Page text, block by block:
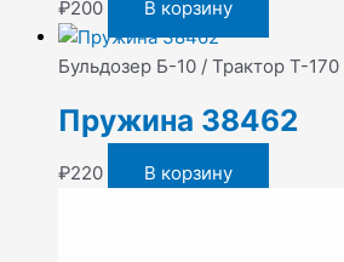
₽200 В корзину
Бульдозер Б-10 / Трактор Т-170
Пружина 38462
₽220 В корзину